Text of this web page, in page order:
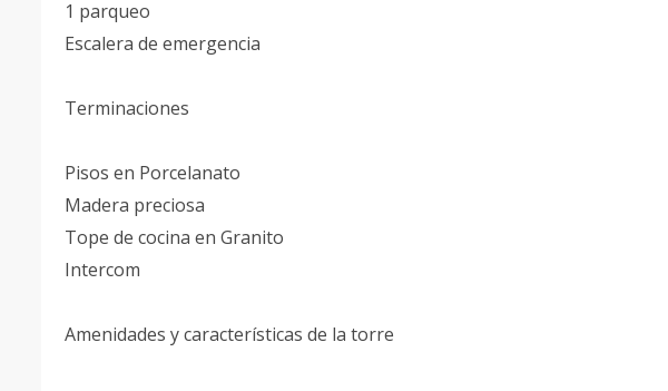
1 parqueo
Escalera de emergencia
Terminaciones
Pisos en Porcelanato
Madera preciosa
Tope de cocina en Granito
Intercom
Amenidades y características de la torre